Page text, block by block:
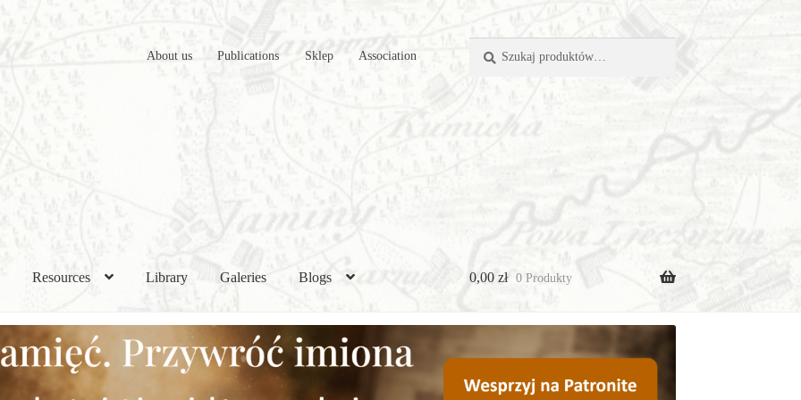
About us Publications Sklep Association
Resources Library Galeries Blogs 0,00 zł 0 Produkty